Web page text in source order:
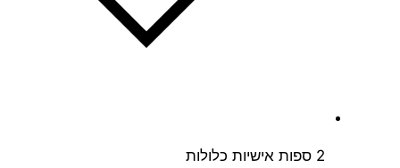
2 ספות אישיות כלולות